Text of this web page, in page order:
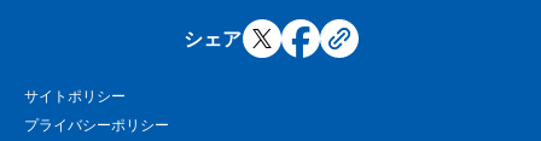
シェア
サイトポリシー
プライバシーポリシー